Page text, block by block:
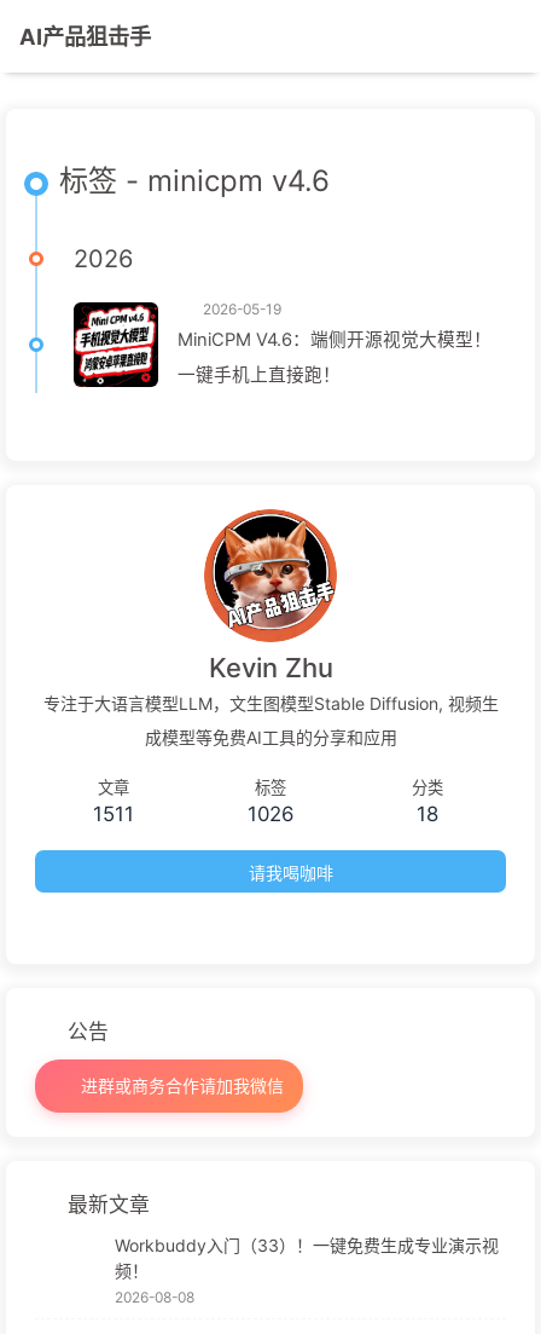
AI产品狙击手
标签 - minicpm v4.6
2026
2026-05-19
MiniCPM V4.6：端侧开源视觉大模型！
一键手机上直接跑！
Kevin Zhu
专注于大语言模型LLM，文生图模型Stable Diffusion, 视频生
成模型等免费AI工具的分享和应用
文章
1511
标签
1026
分类
18
请我喝咖啡
公告
进群或商务合作请加我微信
最新文章
Workbuddy入门（33）！一键免费生成专业演示视
频！
2026-08-08